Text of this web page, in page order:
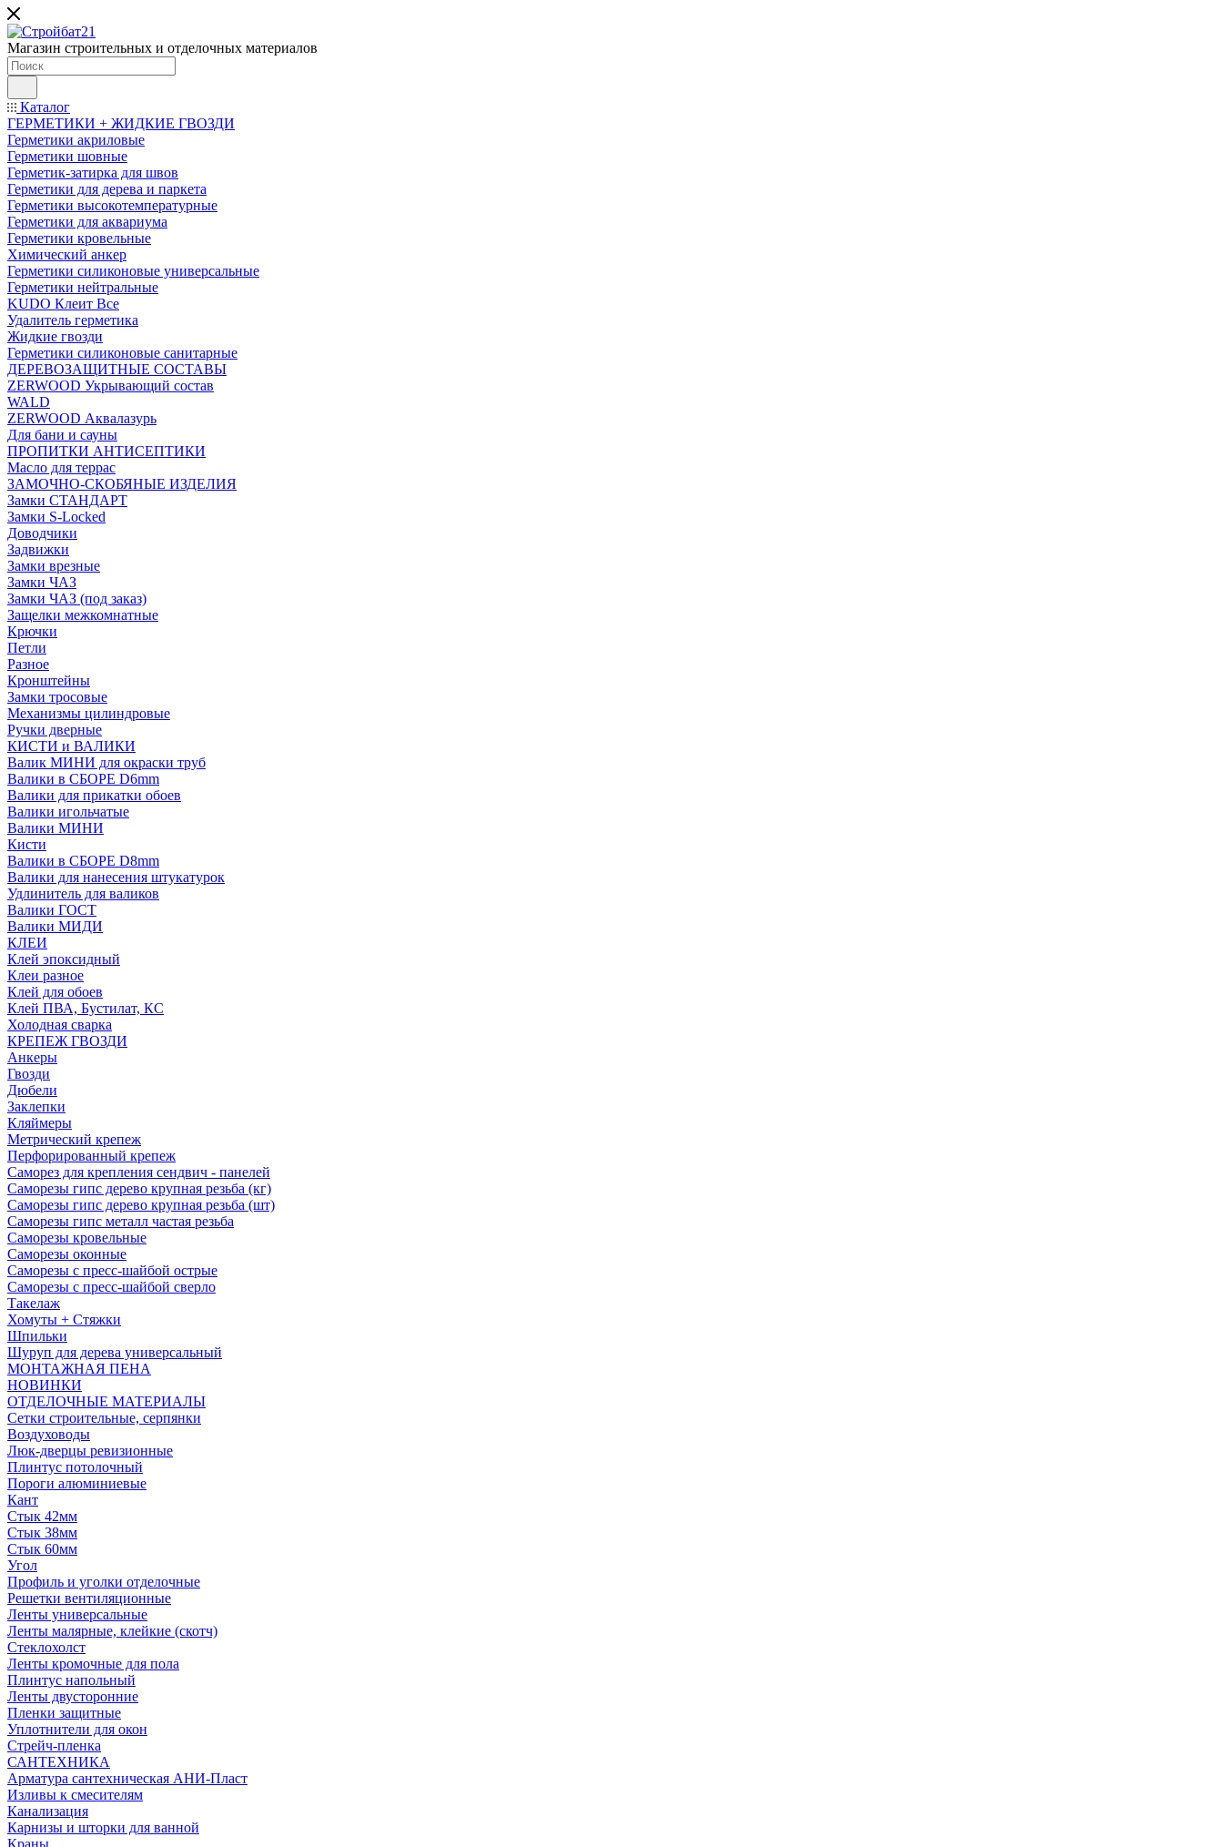
Магазин строительных и отделочных материалов
Каталог
ГЕРМЕТИКИ + ЖИДКИЕ ГВОЗДИ
Герметики акриловые
Герметики шовные
Герметик-затирка для швов
Герметики для дерева и паркета
Герметики высокотемпературные
Герметики для аквариума
Герметики кровельные
Химический анкер
Герметики силиконовые универсальные
Герметики нейтральные
KUDO Клеит Все
Удалитель герметика
Жидкие гвозди
Герметики силиконовые санитарные
ДЕРЕВОЗАЩИТНЫЕ СОСТАВЫ
ZERWOOD Укрывающий состав
WALD
ZERWOOD Аквалазурь
Для бани и сауны
ПРОПИТКИ АНТИСЕПТИКИ
Масло для террас
ЗАМОЧНО-СКОБЯНЫЕ ИЗДЕЛИЯ
Замки СТАНДАРТ
Замки S-Locked
Доводчики
Задвижки
Замки врезные
Замки ЧАЗ
Замки ЧАЗ (под заказ)
Защелки межкомнатные
Крючки
Петли
Разное
Кронштейны
Замки тросовые
Механизмы цилиндровые
Ручки дверные
КИСТИ и ВАЛИКИ
Валик МИНИ для окраски труб
Валики в СБОРЕ D6mm
Валики для прикатки обоев
Валики игольчатые
Валики МИНИ
Кисти
Валики в СБОРЕ D8mm
Валики для нанесения штукатурок
Удлинитель для валиков
Валики ГОСТ
Валики МИДИ
КЛЕИ
Клей эпоксидный
Клеи разное
Клей для обоев
Клей ПВА, Бустилат, КС
Холодная сварка
КРЕПЕЖ ГВОЗДИ
Анкеры
Гвозди
Дюбели
Заклепки
Кляймеры
Метрический крепеж
Перфорированный крепеж
Саморез для крепления сендвич - панелей
Саморезы гипс дерево крупная резьба (кг)
Саморезы гипс дерево крупная резьба (шт)
Саморезы гипс металл частая резьба
Саморезы кровельные
Саморезы оконные
Саморезы с пресс-шайбой острые
Саморезы с пресс-шайбой сверло
Такелаж
Хомуты + Стяжки
Шпильки
Шуруп для дерева универсальный
МОНТАЖНАЯ ПЕНА
НОВИНКИ
ОТДЕЛОЧНЫЕ МАТЕРИАЛЫ
Сетки строительные, серпянки
Воздуховоды
Люк-дверцы ревизионные
Плинтус потолочный
Пороги алюминиевые
Кант
Стык 42мм
Стык 38мм
Стык 60мм
Угол
Профиль и уголки отделочные
Решетки вентиляционные
Ленты универсальные
Ленты малярные, клейкие (скотч)
Стеклохолст
Ленты кромочные для пола
Плинтус напольный
Ленты двусторонние
Пленки защитные
Уплотнители для окон
Стрейч-пленка
САНТЕХНИКА
Арматура сантехническая АНИ-Пласт
Изливы к смесителям
Канализация
Карнизы и шторки для ванной
Краны